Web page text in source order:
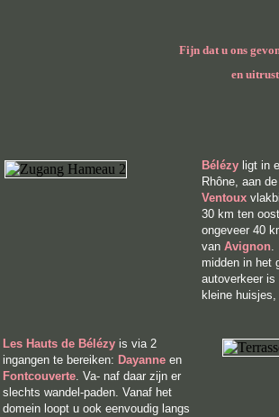
Fijn dat u ons
en
Bé lézy ligt in
Rhône, aan
Ventoux
30 km ten
ongeveer 40
van Avignon.
midden in het
autoverkeer
kleine huisjes,
Les Hauts de Bélézy is via 2
ingangen te bereiken: Dayanne en
Fontcouverte. Va- naf daar zijn er
slechts wandel-paden. Vanaf het
domein loopt u ook eenvoudig langs